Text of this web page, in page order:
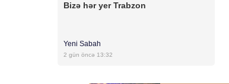
Bizə hər yer Trabzon
Yeni Sabah
2 gün öncə 13:32